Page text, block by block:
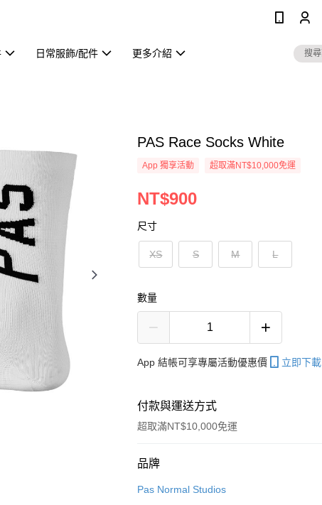
日常服飾/配件 更多介紹
PAS Race Socks White
App 獨享活動 超取滿NT$10,000免運
NT$900
尺寸
XS S M L
數量
App 結帳可享專屬活動優惠價 立即下載
付款與運送方式
超取滿NT$10,000免運
付款方式
信用卡一次付款
品牌
Pas Normal Studios